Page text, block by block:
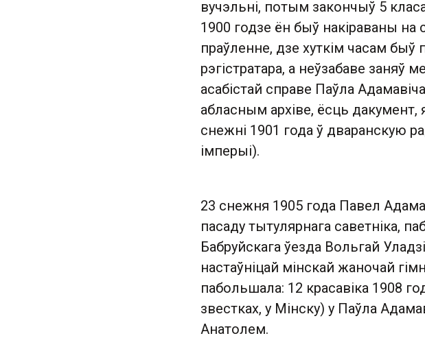
вучэльні, потым закончыў 5
1900 годзе ён быў накіраваны на
праўленне, дзе хуткім часам
рэгістратара, а неўзабаве заняў
асабістай справе Паўла
абласным архіве, ёсць дакумент,
снежні 1901 года ў дваранскую
імперыі).
23 снежня 1905 года Павел
пасаду тытулярнага саветніка,
Бабруйскага ўезда Вольгай
настаўніцай мінскай жаночай
пабольшала: 12 красавіка 1908
звестках, у Мінску) у Паўла
Анатолем.